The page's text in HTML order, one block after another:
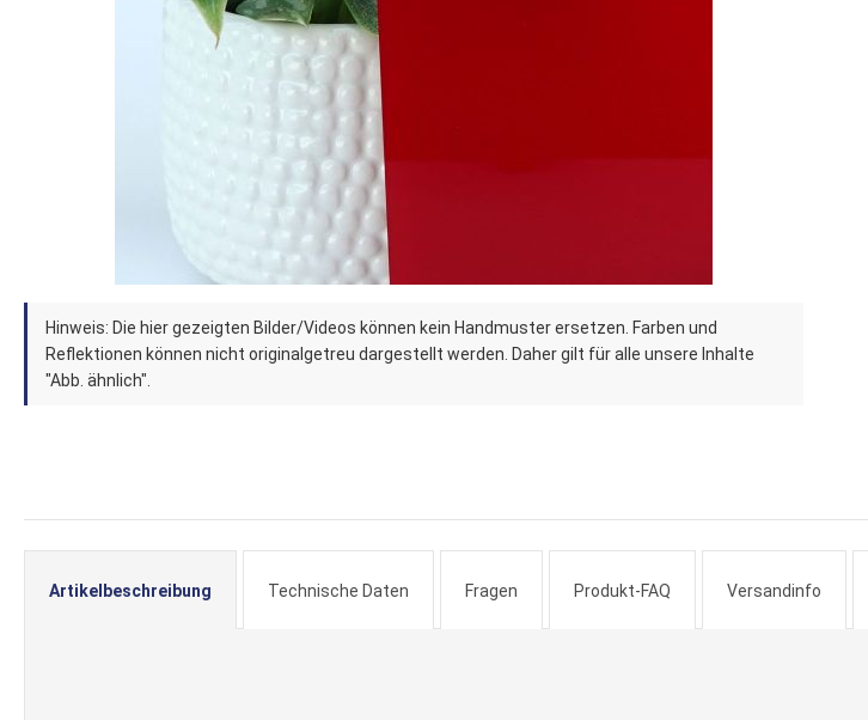
Zum
Anfang
der
Bildergalerie
Hinweis: Die hier gezeigten Bilder/Videos können kein Handmuster ersetzen. Farben und
Reflektionen können nicht originalgetreu dargestellt werden. Daher gilt für alle unsere Inhalte
"Abb. ähnlich".
Artikelbeschreibung Technische Daten Fragen Produkt-FAQ Versandinfo